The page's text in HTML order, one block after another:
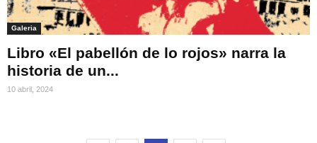
Galeria
Libro «El pabellón de lo rojos» narra la
historia de un...
10 abril, 2024